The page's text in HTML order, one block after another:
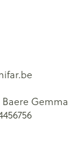
Baere Gemma